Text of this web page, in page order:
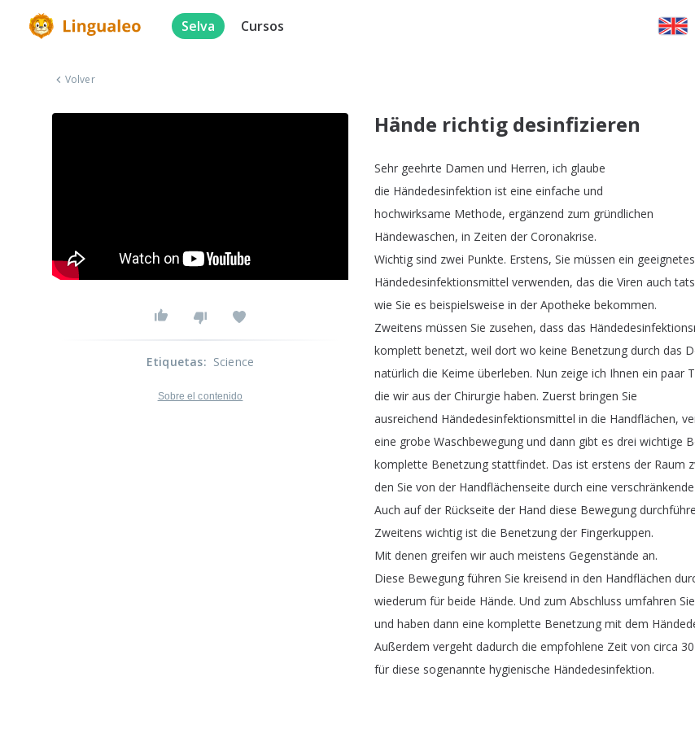
Selva Cursos
Volver
Hände richtig desinfizieren
Sehr geehrte Damen und Herren, ich glaube
die Händedesinfektion ist eine einfache und
hochwirksame Methode, ergänzend zum gründlichen
Händewaschen, in Zeiten der Coronakrise.
Wichtig sind zwei Punkte. Erstens, Sie müssen ein geeignetes
Händedesinfektionsmittel verwenden, das die Viren auch
wie Sie es beispielsweise in der Apotheke bekommen.
Zweitens müssen Sie zusehen, dass das
komplett benetzt, weil dort wo keine Benetzung durch das
natürlich die Keime überleben. Nun zeige ich Ihnen ein paar
die wir aus der Chirurgie haben. Zuerst bringen Sie
ausreichend Händedesinfektionsmittel in die Handflächen,
eine grobe Waschbewegung und dann gibt es drei wichtige
komplette Benetzung stattfindet. Das ist erstens der Raum
den Sie von der Handflächenseite durch eine verschränkende
Auch auf der Rückseite der Hand diese Bewegung
Zweitens wichtig ist die Benetzung der Fingerkuppen.
Mit denen greifen wir auch meistens Gegenstände an.
Diese Bewegung führen Sie kreisend in den Handflächen
wiederum für beide Hände. Und zum Abschluss umfahren Sie
und haben dann eine komplette Benetzung mit dem
Außerdem vergeht dadurch die empfohlene Zeit von circa 30
für diese sogenannte hygienische Händedesinfektion.
Etiquetas: Science
Sobre el contenido